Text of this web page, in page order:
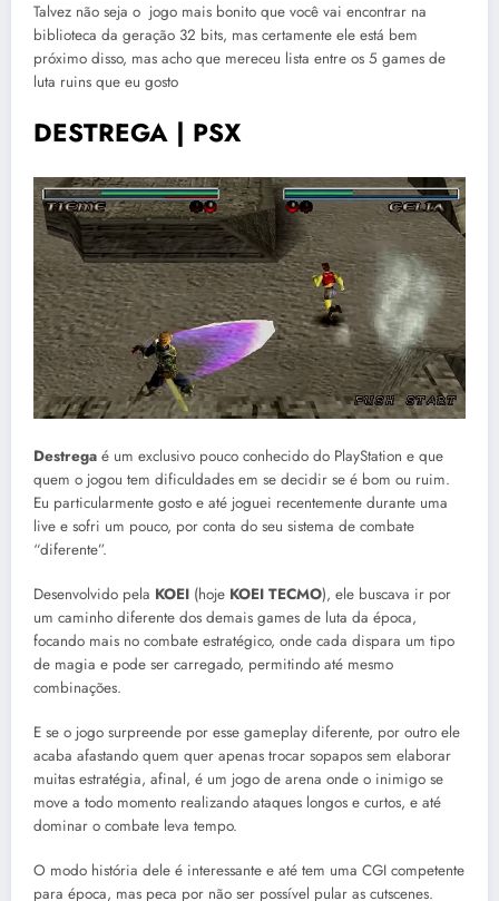
Talvez não seja o jogo mais bonito que você vai encontrar na
biblioteca da geração 32 bits, mas certamente ele está bem
próximo disso, mas acho que mereceu lista entre os 5 games de
luta ruins que eu gosto
DESTREGA | PSX
Destrega é um exclusivo pouco conhecido do PlayStation e que
quem o jogou tem dificuldades em se decidir se é bom ou ruim.
Eu particularmente gosto e até joguei recentemente durante uma
live e sofri um pouco, por conta do seu sistema de combate
“diferente”.
Desenvolvido pela KOEI (hoje KOEI TECMO), ele buscava ir por
um caminho diferente dos demais games de luta da época,
focando mais no combate estratégico, onde cada dispara um tipo
de magia e pode ser carregado, permitindo até mesmo
combinações.
E se o jogo surpreende por esse gameplay diferente, por outro ele
acaba afastando quem quer apenas trocar sopapos sem elaborar
muitas estratégia, afinal, é um jogo de arena onde o inimigo se
move a todo momento realizando ataques longos e curtos, e até
dominar o combate leva tempo.
O modo história dele é interessante e até tem uma CGI competente
para época, mas peca por não ser possível pular as cutscenes.